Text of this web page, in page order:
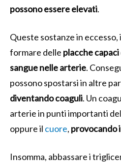
possono essere elevati.
Queste sostanze in
formare delle placche
sangue nelle arterie.
possono spostarsi in altre
diventando coaguli. Un
arterie in punti importanti
oppure il cuore, provocando
Insomma, abbassare i